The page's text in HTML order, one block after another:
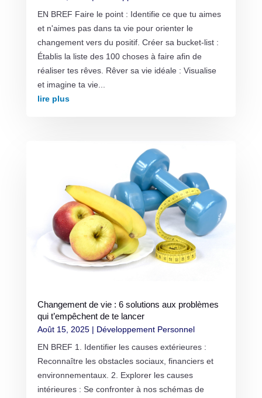
EN BREF Faire le point : Identifie ce que tu aimes
et n'aimes pas dans ta vie pour orienter le
changement vers du positif. Créer sa bucket-list :
Établis la liste des 100 choses à faire afin de
réaliser tes rêves. Rêver sa vie idéale : Visualise
et imagine ta vie...
lire plus
Changement de vie : 6 solutions aux problèmes
qui t’empêchent de te lancer
Août 15, 2025| Développement Personnel
EN BREF 1. Identifier les causes extérieures :
Reconnaître les obstacles sociaux, financiers et
environnementaux. 2. Explorer les causes
intérieures : Se confronter à nos schémas de